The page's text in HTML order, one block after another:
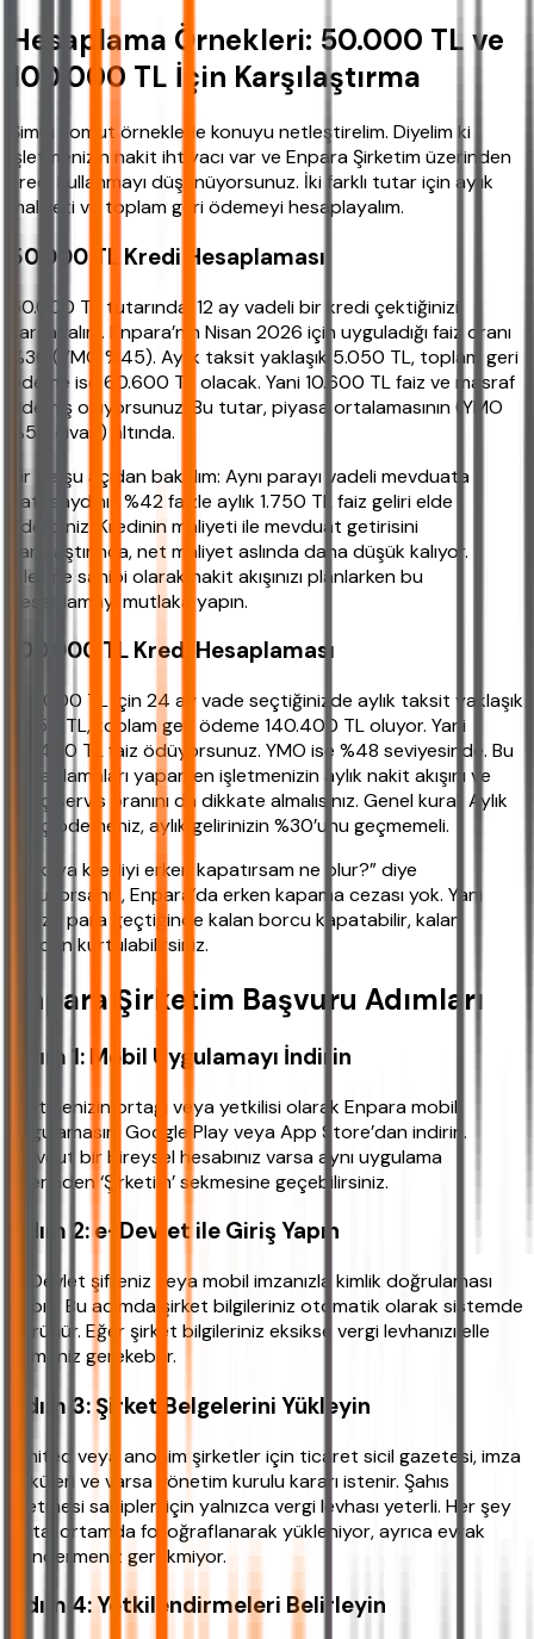
Hesaplama Örnekleri: 50.000 TL ve
100.000 TL İçin Karşılaştırma
Şimdi somut örneklerle konuyu netleştirelim. Diyelim ki
işletmenizin nakit ihtiyacı var ve Enpara Şirketim üzerinden
kredi kullanmayı düşünüyorsunuz. İki farklı tutar için aylık
maliyeti ve toplam geri ödemeyi hesaplayalım.
50.000 TL Kredi Hesaplaması
50.000 TL tutarında, 12 ay vadeli bir kredi çektiğinizi
varsayalım. Enpara’nın Nisan 2026 için uyguladığı faiz oranı
%36 (YMO %45). Aylık taksit yaklaşık 5.050 TL, toplam geri
ödeme ise 60.600 TL olacak. Yani 10.600 TL faiz ve masraf
ödemiş oluyorsunuz. Bu tutar, piyasa ortalamasının (YMO
%50 civarı) altında.
Bir de şu açıdan bakalım: Aynı parayı vadeli mevduata
yatırsaydınız %42 faizle aylık 1.750 TL faiz geliri elde
ederdiniz. Kredinin maliyeti ile mevduat getirisini
karşılaştırınca, net maliyet aslında daha düşük kalıyor.
İşletme sahibi olarak nakit akışınızı planlarken bu
hesaplamayı mutlaka yapın.
100.000 TL Kredi Hesaplaması
100.000 TL için 24 ay vade seçtiğinizde aylık taksit yaklaşık
5.850 TL, toplam geri ödeme 140.400 TL oluyor. Yani
40.400 TL faiz ödüyorsunuz. YMO ise %48 seviyesinde. Bu
hesaplamaları yaparken işletmenizin aylık nakit akışını ve
borç servis oranını da dikkate almalısınız. Genel kural: Aylık
borç ödemeniz, aylık gelirinizin %30’unu geçmemeli.
“Peki ya krediyi erken kapatırsam ne olur?” diye
soruyorsanız, Enpara’da erken kapama cezası yok. Yani
elinize para geçtiğinde kalan borcu kapatabilir, kalan
faizden kurtulabilirsiniz.
Enpara Şirketim Başvuru Adımları
Adım 1: Mobil Uygulamayı İndirin
İşletmenizin ortağı veya yetkilisi olarak Enpara mobil
uygulamasını Google Play veya App Store’dan indirin.
Mevcut bir bireysel hesabınız varsa aynı uygulama
üzerinden ‘Şirketim’ sekmesine geçebilirsiniz.
Adım 2: e-Devlet ile Giriş Yapın
e-Devlet şifreniz veya mobil imzanızla kimlik doğrulaması
yapın. Bu adımda şirket bilgileriniz otomatik olarak sistemde
görünür. Eğer şirket bilgileriniz eksikse vergi levhanızı elle
girmeniz gerekebilir.
Adım 3: Şirket Belgelerini Yükleyin
Limited veya anonim şirketler için ticaret sicil gazetesi, imza
sirküleri ve varsa yönetim kurulu kararı istenir. Şahıs
işletmesi sahipleri için yalnızca vergi levhası yeterli. Her şey
dijital ortamda fotoğraflanarak yükleniyor, ayrıca evrak
göndermeniz gerekmiyor.
Adım 4: Yetkilendirmeleri Belirleyin